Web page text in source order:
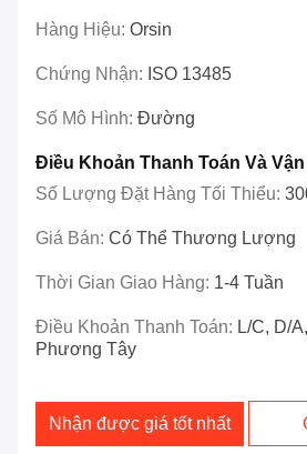
Hàng Hiệu: Orsin
Chứng Nhận: ISO 13485
Số Mô Hình: Đường
Điều Khoản Thanh Toán Và
Số Lượng Đặt Hàng Tối Thiểu:
Giá Bán: Có Thể Thương Lượng
Thời Gian Giao Hàng: 1-4 Tuần
Điều Khoản Thanh Toán: L/C, D/
Phương Tây
Nhận được giá tốt nhất